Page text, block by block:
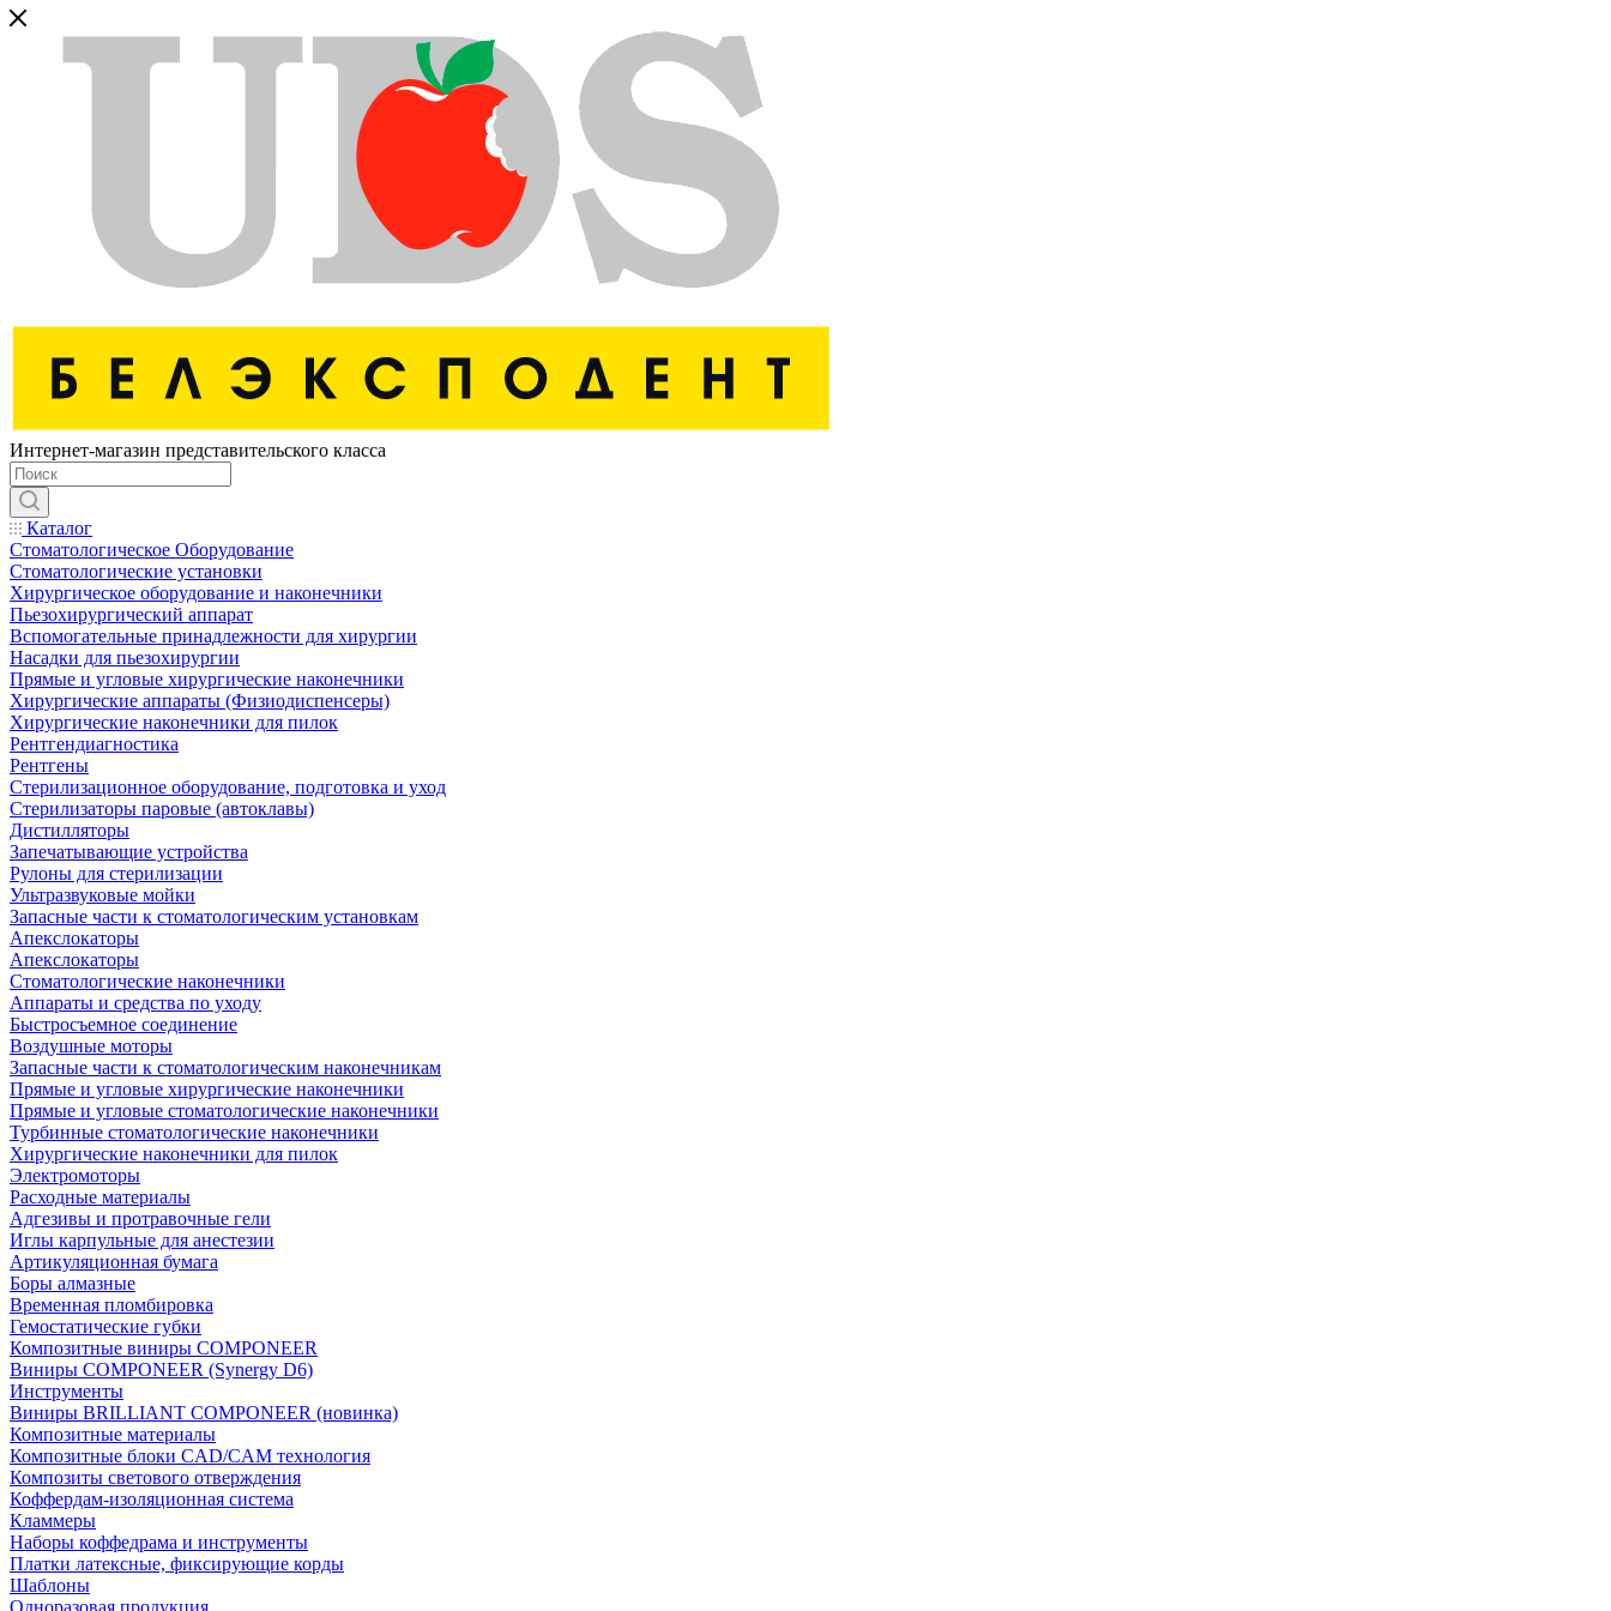
Интернет-магазин представительского класса
Каталог
Стоматологическое Оборудование
Стоматологические установки
Хирургическое оборудование и наконечники
Пьезохирургический аппарат
Вспомогательные принадлежности для хирургии
Насадки для пьезохирургии
Прямые и угловые хирургические наконечники
Хирургические аппараты (Физиодиспенсеры)
Хирургические наконечники для пилок
Рентгендиагностика
Рентгены
Стерилизационное оборудование, подготовка и уход
Стерилизаторы паровые (автоклавы)
Дистилляторы
Запечатывающие устройства
Рулоны для стерилизации
Ультразвуковые мойки
Запасные части к стоматологическим установкам
Апекслокаторы
Апекслокаторы
Стоматологические наконечники
Аппараты и средства по уходу
Быстросъемное соединение
Воздушные моторы
Запасные части к стоматологическим наконечникам
Прямые и угловые хирургические наконечники
Прямые и угловые стоматологические наконечники
Турбинные стоматологические наконечники
Хирургические наконечники для пилок
Электромоторы
Расходные материалы
Адгезивы и протравочные гели
Иглы карпульные для анестезии
Артикуляционная бумага
Боры алмазные
Временная пломбировка
Гемостатические губки
Композитные виниры COMPONEER
Виниры COMPONEER (Synergy D6)
Инструменты
Виниры BRILLIANT COMPONEER (новинка)
Композитные материалы
Композитные блоки CAD/СAM технология
Композиты светового отверждения
Коффердам-изоляционная система
Кламмеры
Наборы коффедрама и инструменты
Платки латексные, фиксирующие корды
Шаблоны
Одноразовая продукция